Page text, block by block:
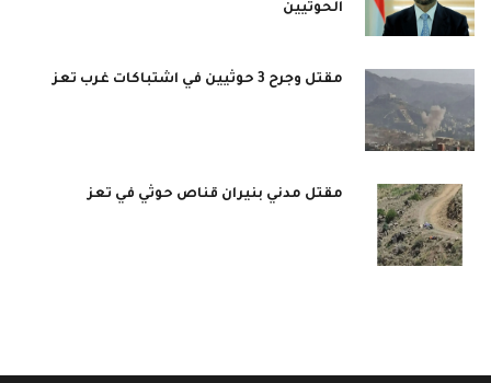
الحوثيين
مقتل وجرح 3 حوثيين في اشتباكات غرب تعز
مقتل مدني بنيران قناص حوثي في تعز